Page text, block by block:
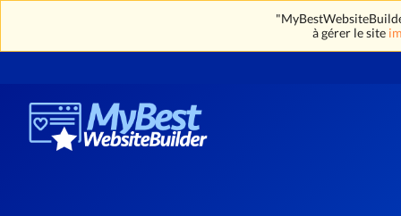
à gérer le site